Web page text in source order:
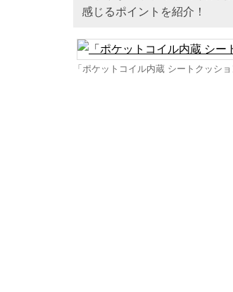
感じるポイントを紹介！
「ポケットコイル内蔵 シートクッショ